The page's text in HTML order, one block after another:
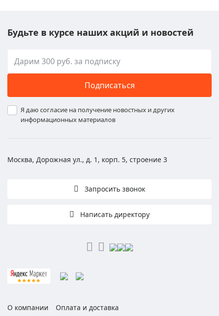
Будьте в курсе наших акций и новостей
Подписаться
Я даю согласие на получение новостных и других
информационных материалов
Москва, Дорожная ул., д. 1, корп. 5, строение 3
Запросить звонок
Написать директору
О компании
Оплата и доставка